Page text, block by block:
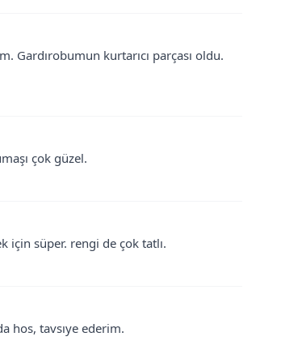
Gardırobumun kurtarıcı parçası oldu.
çok güzel.
için süper. rengi de çok tatlı.
hos, tavsıye ederim.